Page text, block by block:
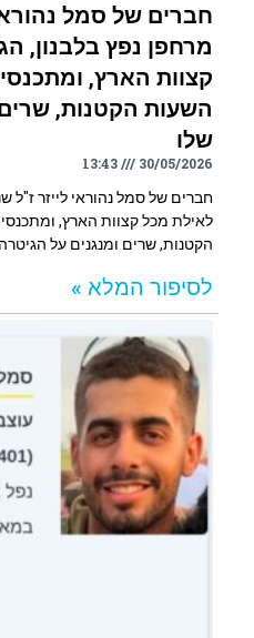
חברים של סמל
מרחפן נפץ בלבנון,
קצוות הארץ,
השעות הקטנות,
שלו
30/05/2026
13:43
חברים של סמל נהוראי לייזר ז"ל
לאילת מכל קצוות הארץ,
הקטנות, שרים ומנגנים על
לסיפור המלא »